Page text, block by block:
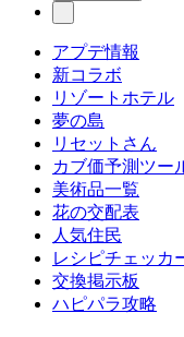
アプデ情報
新コラボ
リゾートホテル
夢の島
リセットさん
カブ価予測ツー
美術品一覧
花の交配表
人気住民
レシピチェッカ
交換掲示板
ハピパラ攻略